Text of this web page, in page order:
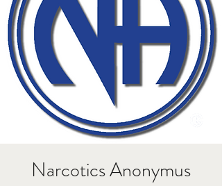
Narcotics Anonymus